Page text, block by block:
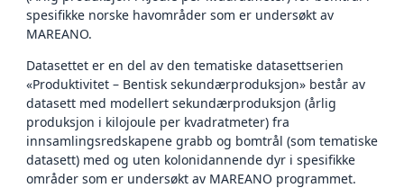
spesifikke norske havområder som er undersøkt av
MAREANO.
Datasettet er en del av den tematiske datasettserien
«Produktivitet – Bentisk sekundærproduksjon» består av
datasett med modellert sekundærproduksjon (årlig
produksjon i kilojoule per kvadratmeter) fra
innsamlingsredskapene grabb og bomtrål (som tematiske
datasett) med og uten kolonidannende dyr i spesifikke
områder som er undersøkt av MAREANO programmet.